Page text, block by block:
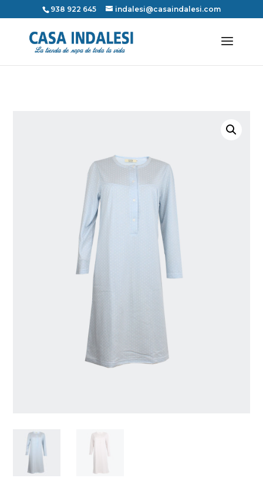
938 922 645 indalesi@casaindalesi.com